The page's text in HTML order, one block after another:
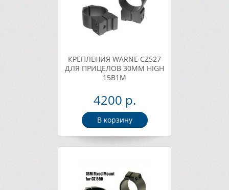
КРЕПЛЕНИЯ WARNE CZ527
ДЛЯ ПРИЦЕЛОВ 30ММ HIGH
15B1M
4200 р.
В корзину